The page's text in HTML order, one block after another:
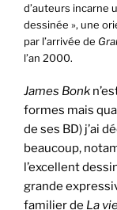
d’auteurs incarne
dessinée », une
par l’arrivée de
l’an 2000.
James Bonk
formes mais
de ses BD) j’ai
beaucoup,
l’excellent
grande
familier de La